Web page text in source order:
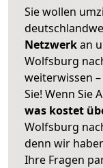
Sie wollen
Netzwerkan
Wolfsburg
weiterwissen
Sie! Wenn Sie
was kostet
Wolfsburg
denn wir
Ihre Fragen